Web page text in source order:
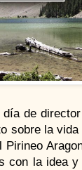
de
sobre la
con la idea